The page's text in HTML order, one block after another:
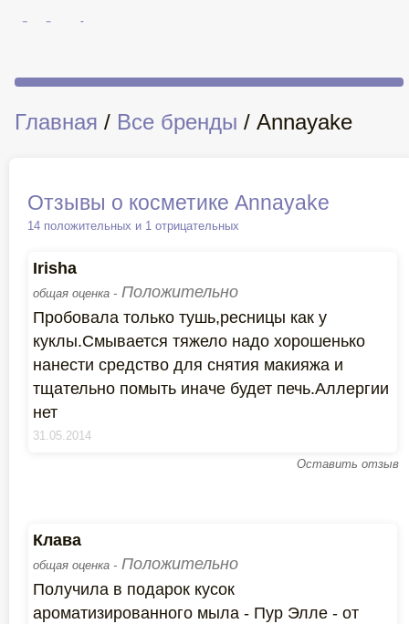
Главная / Все бренды / Annayake
Отзывы о косметике Annayake
14 положительных и 1 отрицательных
Irisha
общая оценка - Положительно
Пробовала только тушь,ресницы как у
куклы.Смывается тяжело надо хорошенько
нанести средство для снятия макияжа и
тщательно помыть иначе будет печь.Аллергии
нет
31.05.2014
Оставить отзыв
Клава
общая оценка - Положительно
Получила в подарок кусок
ароматизированного мыла - Пур Элле - от